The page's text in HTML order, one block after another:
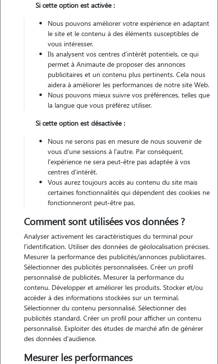
Véhiculé
Contacter
L'envoi d'une demande est sans engagement
Motivation
j'accepte les gardes a 10km de la commune du collet de deze (48)
sans frais. au delà je me réserve le droit de rajouter en fonction du
nombre d'animaux et de la distance. j'ai toujours adoré les animaux
et il y a 2ans j'ai adopté mon premier petit chien, un petit golden
retriever. moi et milo nous nous promenons un peu partout depuis
notre arrivée en franche comté il y a un peu plus d'un an maintenant
et aujourd'hui je trouve qu'il est temps de partager notre temps avec
Si cette option est activée :
Nous pouvons améliorer votre expérience en adaptant
le site et le contenu à des éléments susceptibles de
vous intéresser.
Ils analysent vos centres d'intérêt potentiels, ce qui
permet à Animaute de proposer des annonces
publicitaires et un contenu plus pertinents. Cela nous
aidera à améliorer les performances de notre site Web.
Nous pouvons mieux suivre vos préférences, telles que
la langue que vous préférez utiliser.
Si cette option est désactivée :
Nous ne serons pas en mesure de nous souvenir de
vous d'une sessions à l'autre. Par conséquent,
l'expérience ne sera peut-être pas adaptée à vos
centres d'intérêt.
Vous aurez toujours accès au contenu du site mais
certaines fonctionnalités qui dépendent des cookies ne
fonctionneront peut-être pas.
Comment sont utilisées vos données ?
Analyser activement les caractéristiques du terminal pour
l'identification. Utiliser des données de géolocalisation précises.
Mesurer la performance des publicités/annonces publicitaires.
Sélectionner des publicités personnalisées. Créer un profil
personnalisé de publicités. Mesurer la performance du
contenu. Développer et améliorer les produits. Stocker et/ou
accéder à des informations stockées sur un terminal.
Sélectionner du contenu personnalisé. Sélectionner des
publicités standard. Créer un profil pour afficher un contenu
personnalisé. Exploiter des études de marché afin de générer
des données d'audience.
Mesurer les performances